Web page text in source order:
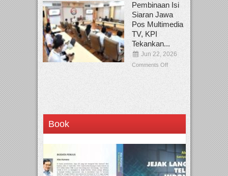
Pembinaan Isi
Siaran Jawa
Pos Multimedia
TV, KPI
Tekankan...
Jun 22, 2026
Comments Off
Book